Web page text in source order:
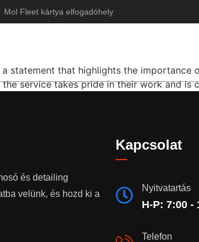
Mol Fleet kártya elfogadóhely
statement that highlights the
service takes pride in their work and
és detailing
velünk, és hozd ki a
Kapcsolat
Nyitvatartás
H-P: 7:00 -
Telefon